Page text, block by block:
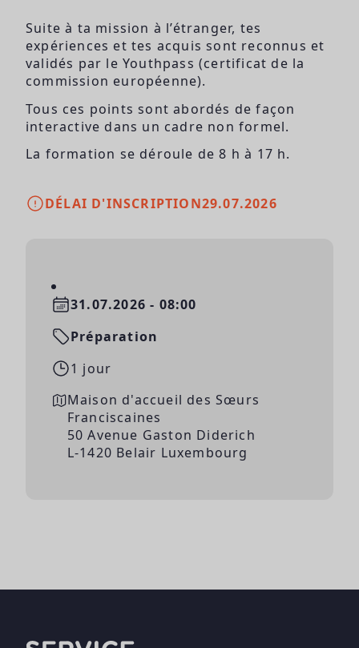
Suite à ta mission à l’étranger, tes
expériences et tes acquis sont reconnus et
validés par le Youthpass (certificat de la
commission européenne).
Tous ces points sont abordés de façon
interactive dans un cadre non formel.
La formation se déroule de 8 h à 17 h.
DÉLAI D'INSCRIPTION29.07.2026
31.07.2026 - 08:00
Préparation
1 jour
Maison d'accueil des Sœurs
Franciscaines
50 Avenue Gaston Diderich
L-1420 Belair Luxembourg